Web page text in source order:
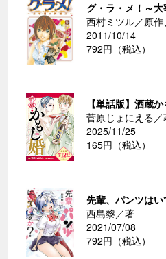
グ・ラ・メ！～
西村ミツル／原
2011/10/14
792円（税込）
【単話版】酒蔵
菅原じょにえる
2025/11/25
165円（税込）
先輩、パンツは
西島黎／著
2021/07/08
792円（税込）